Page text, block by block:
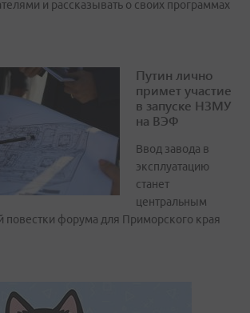
и рассказывать о своих программах
Путин лично
примет участие
в запуске НЗМУ
на ВЭФ
Ввод завода в
эксплуатацию
станет
центральным
повестки форума для Приморского края